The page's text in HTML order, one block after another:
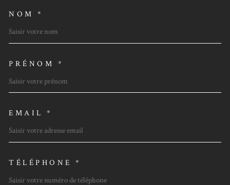
NOM *
PRÉNOM *
EMAIL *
TÉLÉPHONE *